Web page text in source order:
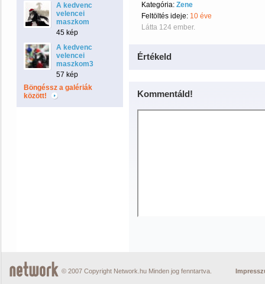
A kedvenc
velencei
maszkom
45 kép
A kedvenc
velencei
maszkom3
57 kép
Böngéssz a galériák
között!
Kategória: Zene
Feltöltés ideje: 10 éve
Látta 124 ember.
Értékeld
Kommentáld!
© 2007 Copyright Network.hu Minden jog fenntartva.